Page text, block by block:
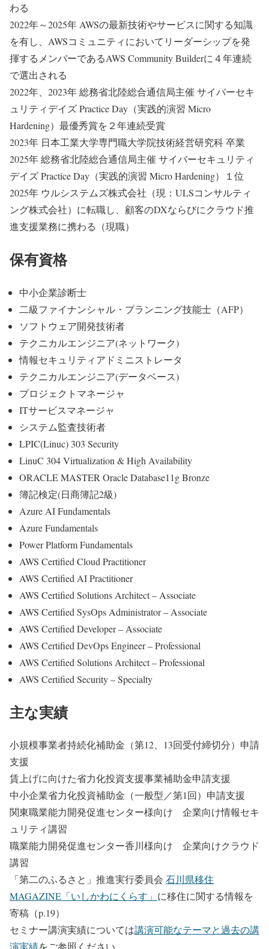
わる
2022年～2025年 AWSの最新技術やサービスに関する知識
を有し、AWSコミュニティにおいてリーダーシップを発
揮するメンバーであるAWS Community Builderに４年連続
で選出される
2022年、2023年 総務省北陸総合通信局主催 サイバーセキ
ュリティデイズ Practice Day（実践的演習 Micro
Hardening）最優秀賞を２年連続受賞
2023年 日本工業大学専門職大学院技術経営研究科 卒業
2025年 総務省北陸総合通信局主催 サイバーセキュリティ
デイズ Practice Day（実践的演習 Micro Hardening）１位
2025年 ウルシステムズ株式会社（現：ULSコンサルティ
ング株式会社）に転職し、顧客のDXならびにクラウド推
進支援業務に携わる（現職）
保有資格
中小企業診断士
二級ファイナンシャル・プランニング技能士（AFP）
ソフトウェア開発技術者
テクニカルエンジニア(ネットワーク)
情報セキュリティアドミニストレータ
テクニカルエンジニア(データベース)
プロジェクトマネージャ
ITサービスマネージャ
システム監査技術者
LPIC(Linuc) 303 Security
LinuC 304 Virtualization & High Availability
ORACLE MASTER Oracle Database11g Bronze
簿記検定(日商簿記2級)
Azure AI Fundamentals
Azure Fundamentals
Power Platform Fundamentals
AWS Certified Cloud Practitioner
AWS Certified AI Practitioner
AWS Certified Solutions Architect – Associate
AWS Certified SysOps Administrator – Associate
AWS Certified Developer – Associate
AWS Certified DevOps Engineer – Professional
AWS Certified Solutions Architect – Professional
AWS Certified Security – Specialty
主な実績
小規模事業者持続化補助金（第12、13回受付締切分）申請
支援
賃上げに向けた省力化投資支援事業補助金申請支援
中小企業省力化投資補助金（一般型／第1回）申請支援
関東職業能力開発促進センター様向け 企業向け情報セキ
ュリティ講習
職業能力開発促進センター香川様向け 企業向けクラウド
講習
「第二のふるさと」推進実行委員会 石川県移住
MAGAZINE「いしかわにくらす」 に移住に関する情報を
寄稿（p.19）
セミナー講演実績については講演可能なテーマと過去の講